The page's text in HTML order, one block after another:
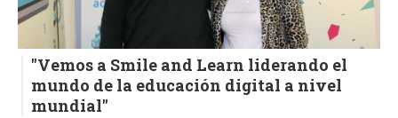
"Vemos a Smile and Learn liderando el
mundo de la educación digital a nivel
mundial"